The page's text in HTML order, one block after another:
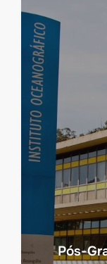
Pós-